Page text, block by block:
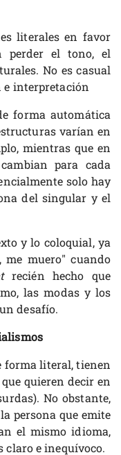
literales en favor
perder el tono, el
No es casual
e interpretación
forma automática
varían en
mientras que en
para cada
solo hay
del singular y el
y lo coloquial, ya
muero" cuando
recién hecho que
las modas y los
desafío.
forma literal, tienen
quieren decir en
No obstante,
persona que emite
el mismo idioma,
claro e inequívoco.